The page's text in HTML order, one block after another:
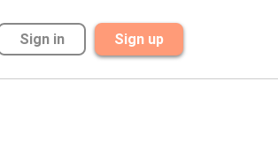
Sign in Sign up